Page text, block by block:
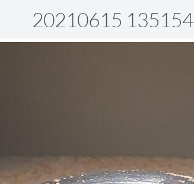
20210615 135154